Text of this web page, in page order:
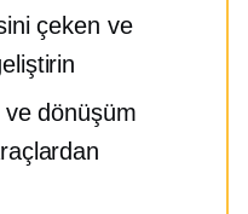
çeken ve
ve dönüşüm